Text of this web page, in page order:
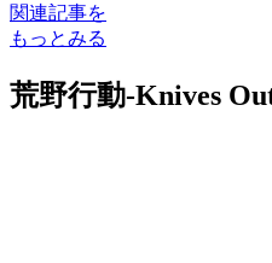
関連記事を
もっとみる
荒野行動-Knives